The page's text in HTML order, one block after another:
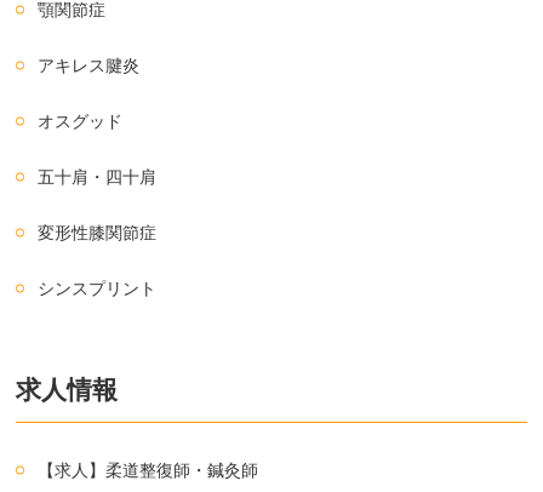
顎関節症
アキレス腱炎
オスグッド
五十肩・四十肩
変形性膝関節症
シンスプリント
求人情報
【求人】柔道整復師・鍼灸師